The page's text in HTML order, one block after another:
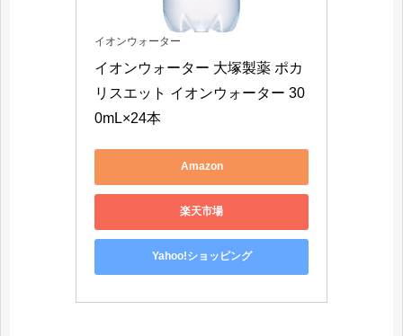
イオンウォーター
イオンウォーター 大塚製薬 ポカ
リスエット イオンウォーター 30
0mL×24本
Amazon
楽天市場
Yahoo!ショッピング